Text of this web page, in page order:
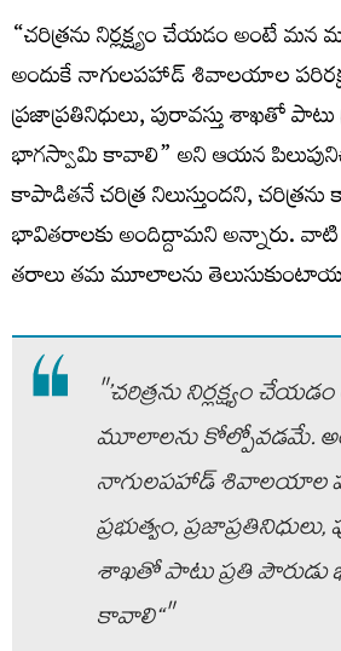
“చరిత్రను నిర్లక్ష్యం చేయడం అంటే
అందుకే నాగులపహాడ్ శివాలయాల
ప్రజాప్రతినిధులు, పురావస్తు శాఖతో
భాగస్వామి కావాలి” అని ఆయన
కాపాడితనే చరిత్ర నిలుస్తుందని,
భావితరాలకు అందిద్దామని అన్నారు.
తరాలు తమ మూలాలను
"’చరిత్రను నిర్లక్ష్యం
మూలాలను కోల్పోవడమే.
నాగులపహాడ్ శివాలయాల
ప్రభుత్వం, ప్రజాప్రతినిధులు,
శాఖతో పాటు ప్రతి
కావాలి‘‘"